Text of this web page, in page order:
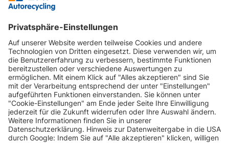
SKODA Fabia (5J)
Fabia 1.4 TDI
PD
80 PS
SKODA Fabia (5J)
Fabia 1.4 TDI
PD
80 PS
SKODA Fabia (5J)
Fabia 1.4 TDI
PD Combi
70 PS
SKODA Fabia (5J)
Fabia 1.4 TSI
Combi DSG
180 PS
INFORMATIONEN